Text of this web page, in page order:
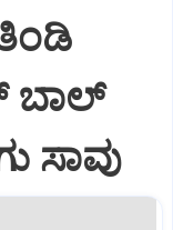
ಬಾಲ್
ಸಾವು